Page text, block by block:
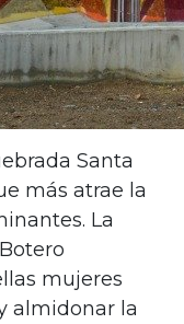
Santa
más atrae la
La
mujeres
almidonar la